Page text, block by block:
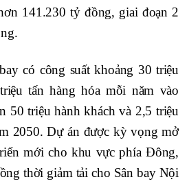
141.230 tỷ đồng, giai đoạn 2
có công suất khoảng 30 triệu
tấn hàng hóa mỗi năm vào
50 triệu hành khách và 2,5 triệu
2050. Dự án được kỳ vọng mở
mới cho khu vực phía Đông,
thời giảm tải cho Sân bay Nội